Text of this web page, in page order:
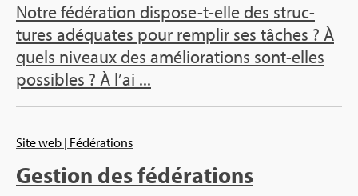
Notre fédé­ra­tion dis­pose-t-elle des struc­
tures adé­quates pour rem­plir ses tâches ? À
quels niveaux des amé­lio­ra­tions sont-elles
pos­sibles ? À l’ai ...
Site web | Fédé­ra­tions
Ges­tion des fédé­ra­tions